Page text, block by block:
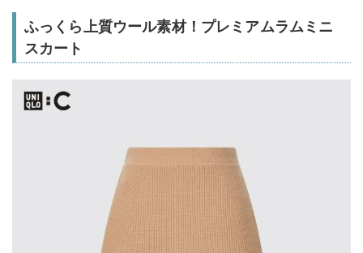
ふっくら上質ウール素材！プレミアムラムミニ
スカート